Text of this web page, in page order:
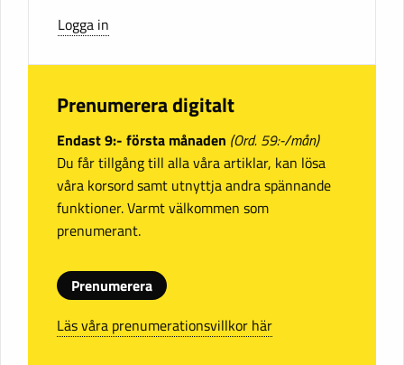
Logga in
Prenumerera digitalt
Endast 9:- första månaden (Ord. 59:-/mån)
Du får tillgång till alla våra artiklar, kan lösa
våra korsord samt utnyttja andra spännande
funktioner. Varmt välkommen som
prenumerant.
Prenumerera
Läs våra prenumerationsvillkor här